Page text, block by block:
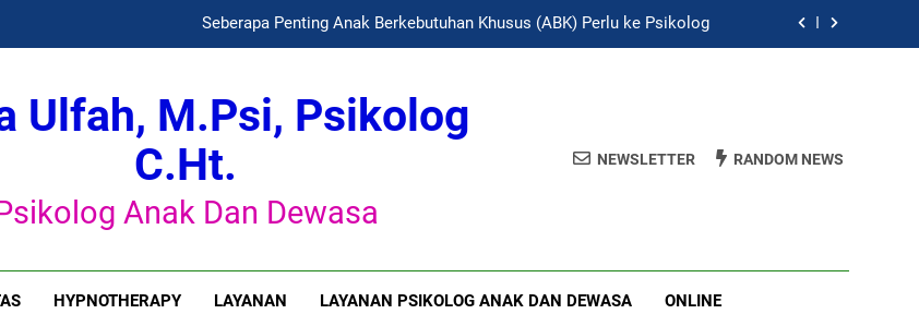
Seberapa Penting Anak Berkebutuhan Khusus (ABK) Perlu ke Psikolog
Dinamika Psikologis Perempuan dalam Fase Pasca-Putus Cinta (Heartbreak)
Psikolog Keluarga | Konsultasi Keluarga
Seberapa Penting Anak Berkebutuhan Khusus (ABK) Perlu ke Psikolog
Ulfah, M.Psi, Psikolog
C.Ht.
Anak Dan Dewasa
NEWSLETTER RANDOM NEWS
HYPNOTHERAPY LAYANAN LAYANAN PSIKOLOG ANAK DAN DEWASA ONLINE